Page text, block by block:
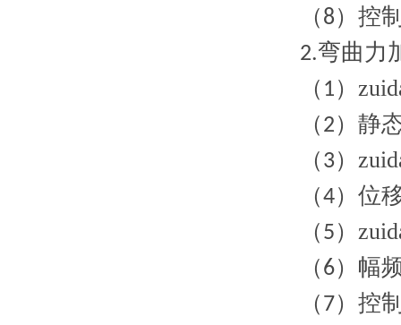
（ 8 ）控
2.弯曲力
（ 1 ）
（ 2 ）静
（ 3）
（4）位
（ 5 ）
（ 6）幅
（ 7）控